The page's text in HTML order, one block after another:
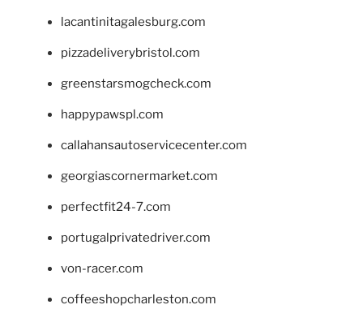
lacantinitagalesburg.com
pizzadeliverybristol.com
greenstarsmogcheck.com
happypawspl.com
callahansautoservicecenter.com
georgiascornermarket.com
perfectfit24-7.com
portugalprivatedriver.com
von-racer.com
coffeeshopcharleston.com